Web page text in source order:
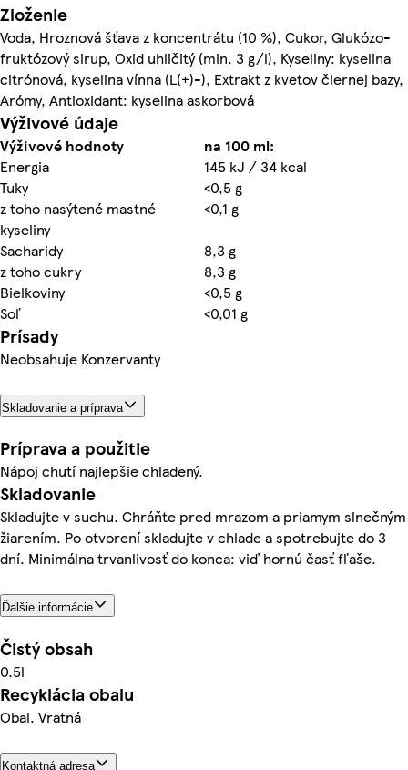
Zloženie
Voda, Hroznová šťava z koncentrátu (10 %), Cukor, Glukózo-
fruktózový sirup, Oxid uhličitý (min. 3 g/l), Kyseliny: kyselina
citrónová, kyselina vínna (L(+)-), Extrakt z kvetov čiernej bazy,
Arómy, Antioxidant: kyselina askorbová
Výživové údaje
Výživové hodnoty
na 100 ml:
Energia
145 kJ / 34 kcal
Tuky
<0,5 g
z toho nasýtené mastné
kyseliny
<0,1 g
Sacharidy
8,3 g
z toho cukry
8,3 g
Bielkoviny
<0,5 g
Soľ
<0,01 g
Prísady
Neobsahuje Konzervanty
Skladovanie a príprava
Príprava a použitie
Nápoj chutí najlepšie chladený.
Skladovanie
Skladujte v suchu. Chráňte pred mrazom a priamym slnečným
žiarením. Po otvorení skladujte v chlade a spotrebujte do 3
dní. Minimálna trvanlivosť do konca: viď hornú časť fľaše.
Ďalšie informácie
Čistý obsah
0.5l
Recyklácia obalu
Obal. Vratná
Kontaktná adresa